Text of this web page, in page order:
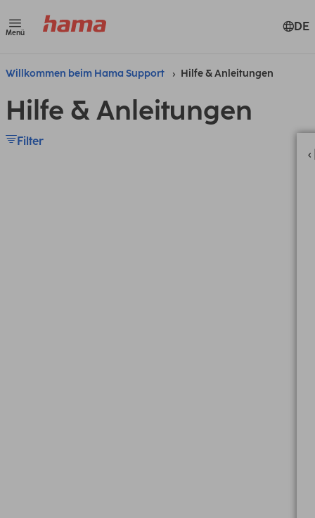
Menü DE
Willkommen beim Hama Support Hilfe & Anleitungen
Hilfe & Anleitungen
Filter